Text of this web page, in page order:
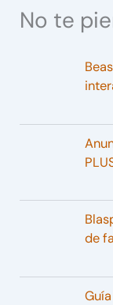
No te
de